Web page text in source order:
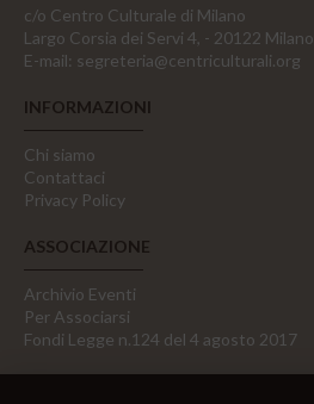
c/o Centro Culturale di Milano
Largo Corsia dei Servi 4, - 20122 Milano
E-mail: segreteria@centriculturali.org
INFORMAZIONI
Chi siamo
Contattaci
Privacy Policy
ASSOCIAZIONE
Archivio Eventi
Per Associarsi
Fondi Legge n.124 del 4 agosto 2017